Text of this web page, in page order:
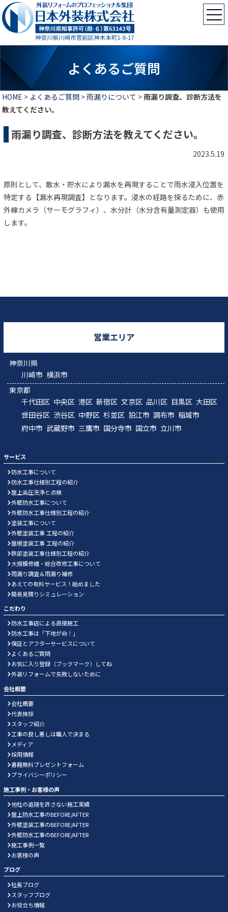
よくあるご質問
HOME > よくあるご質問>雨漏りについて > 雨漏り調査、診断方法を
教えてください。
雨漏り調査、診断方法を教えてください。
2023.5.19
原則として、散水・貯水により漏水を再現することで雨水浸入位置を
特定する【漏水再現調査】となります。浸水の経路を探るために、赤
外線カメラ（サーモグラフィ）、水分計（水分含有量測定器）も使用
します。
営業エリア
神奈川県
川崎市 横浜市
東京都
千代田区 中央区 港区 新宿区 文京区 品川区 目黒区 大田区
世田谷区 渋谷区 中野区 杉並区 狛江市 調布市 稲城市
府中市 武蔵野市 三鷹市 国分寺市 国立市 立川市
サービス
防水工事について
防水工事仕様別工程の紹介
屋上高圧洗浄と点検
外壁防水工事について
外壁防水工事仕様別工程の紹介
塗装工事について
外壁塗装工事 工程の紹介
屋根塗装工事 工程の紹介
鉄部塗装工事仕様別工程の紹介
大規模修繕・総合改修工事について
雨漏り調査＆雨漏り補修
あえての有料サービス！始めました
簡易見積りシミュレーション
こだわり
防水工事店による直接施工
防水工事は「下地が命！」
保証とアフターサービスについて
よくあるご質問
お気に入り登録（ブックマーク）してね
外装リフォームで失敗しないために
会社概要
会社概要
代表挨拶
スタッフ紹介
工事の良し悪しは職人で決まる
メディア
採用情報
書籍無料プレゼントフォーム
プライバシーポリシー
施工事例・お客様の声
他社の追随を許さない施工実績
屋上防水工事のBEFORE/AFTER
外壁塗装工事のBEFORE/AFTER
外壁防水工事のBEFORE/AFTER
施工事例一覧
お客様の声
ブログ
社長ブログ
スタッフブログ
お役立ち情報